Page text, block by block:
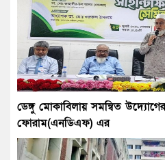
ডেঙ্গু মোকাবিলায় সমন্বিত
ফোরাম(এনডিএফ) এর